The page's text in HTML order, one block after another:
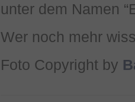
unter dem Namen
Wer noch mehr
Foto Copyright by